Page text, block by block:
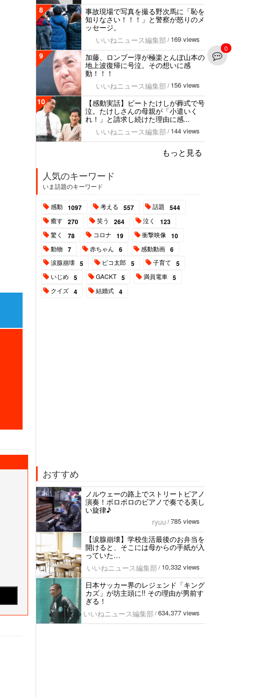
0
8
事故現場で写真を撮る野次馬に「恥を
知りなさい！！！」と警察が怒りのメ
ッセージ。
いいねニュース編集部 / 169 views
9
加藤、ロンブー淳が極楽とんぼ山本の
地上波復帰に号泣。その想いに感
動！！！
いいねニュース編集部 / 156 views
10
【感動実話】ビートたけしが葬式で号
泣。たけしさんの母親が「小遣いく
れ！」と請求し続けた理由に感...
いいねニュース編集部 / 144 views
もっと見る
人気のキーワード
いま話題のキーワード
感動 1097 考える 557 話題 544
癒す 270 笑う 264 泣く 123
驚く 78 コロナ 19 衝撃映像 10
動物 7 赤ちゃん 6 感動動画 6
涙腺崩壊 5 ピコ太郎 5 子育て 5
いじめ 5 GACKT 5 満員電車 5
クイズ 4 結婚式 4
おすすめ
ノルウェーの路上でストリートビアノ
演奏！ボロボロのビアノで奏でる美し
い旋律♪
ryuu / 785 views
【涙腺崩壊】学校生活最後のお弁当を
開けると、そこには母からの手紙が入
っていた…
いいねニュース編集部 / 10,332 views
日本サッカー界のレジェンド「キング
カズ」が坊主頭に!! その理由が男前す
ぎる！
いいねニュース編集部 / 634,377 views